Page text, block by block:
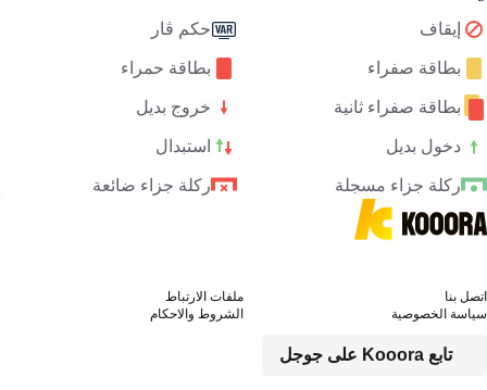
إيقاف حكم ڤار
بطاقة صفراء بطاقة حمراء
بطاقة صفراء ثانية خروج بديل
دخول بديل استبدال
ركلة جزاء مسجلة ركلة جزاء ضائعة
تابع Kooora على جوجل
اتصل بنا
ملفات الارتباط
سياسة الخصوصية
الشروط والاحكام